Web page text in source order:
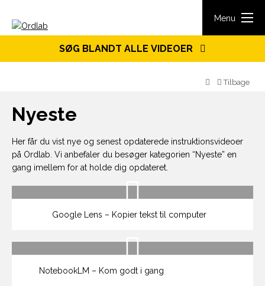
Menu
SØG BLANDT ALLE VIDEOER
Tilbage
Nyeste
Her får du vist nye og senest opdaterede instruktionsvideoer
på Ordlab. Vi anbefaler du besøger kategorien “Nyeste” en
gang imellem for at holde dig opdateret.
Google Lens – Kopier tekst til computer
NotebookLM – Kom godt i gang